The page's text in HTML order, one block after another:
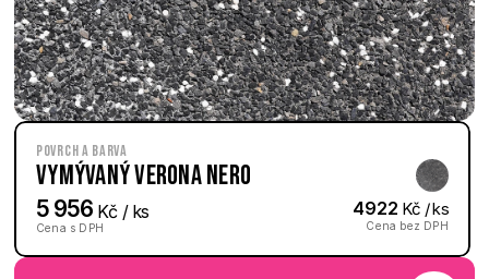
Povrch a barva
Vymývaný Verona nero
5 956 Kč / ks
Cena s DPH
4922 Kč / ks
Cena bez DPH